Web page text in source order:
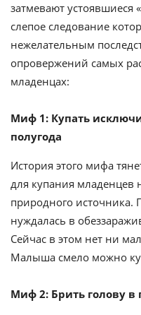
затмевают
слепое следование
нежелательным
опровержений самых
младенцах:
Миф 1: Купать
полугода
История этого мифа
для купания младенцев
природного источника.
нуждалась в
Сейчас в этом нет ни
Малыша смело можно
Миф 2: Брить голову в